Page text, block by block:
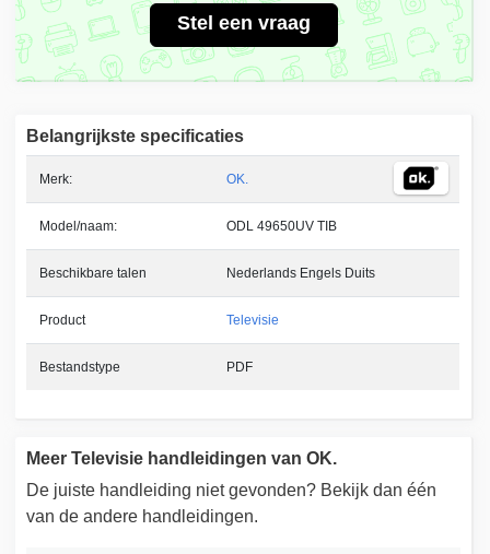
Stel een vraag
Belangrijkste specificaties
Merk: OK.
Model/naam: ODL 49650UV TIB
Beschikbare talen Nederlands Engels Duits
Product Televisie
Bestandstype PDF
Meer Televisie handleidingen van OK.
De juiste handleiding niet gevonden? Bekijk dan één
van de andere handleidingen.